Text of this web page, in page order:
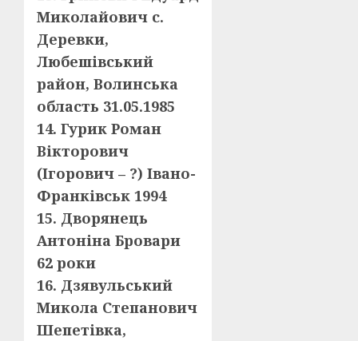
Миколайович с.
Деревки,
Любешівський
район, Волинська
область 31.05.1985
14. Гурик Роман
Вікторович
(Ігорович – ?) Івано-
Франківськ 1994
15. Дворянець
Антоніна Бровари
62 роки
16. Дзявульський
Микола Степанович
Шепетівка,